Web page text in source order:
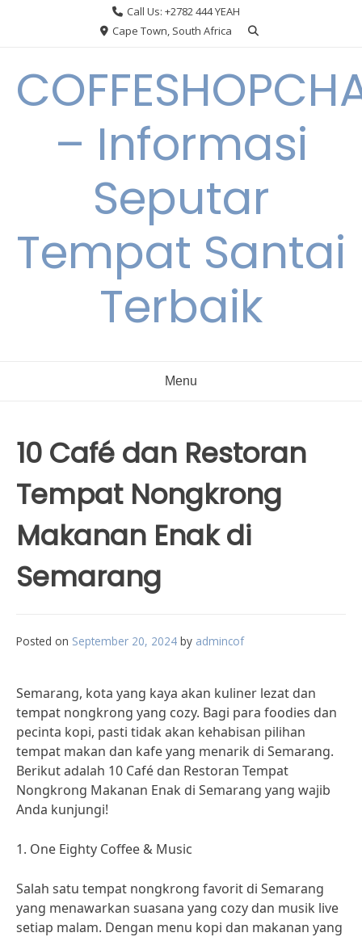
Call Us: +2782 444 YEAH
Cape Town, South Africa
– Informasi
Seputar
Tempat Santai
Terbaik
Menu
10 Café dan Restoran
Tempat Nongkrong
Makanan Enak di
Semarang
Posted on September 20, 2024 by admincof
Semarang, kota yang kaya akan kuliner lezat dan
tempat nongkrong yang cozy. Bagi para foodies dan
pecinta kopi, pasti tidak akan kehabisan pilihan
tempat makan dan kafe yang menarik di Semarang.
Berikut adalah 10 Café dan Restoran Tempat
Nongkrong Makanan Enak di Semarang yang wajib
Anda kunjungi!
1. One Eighty Coffee & Music
Salah satu tempat nongkrong favorit di Semarang
yang menawarkan suasana yang cozy dan musik live
setiap malam. Dengan menu kopi dan makanan yang